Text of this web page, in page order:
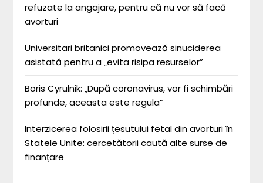
refuzate la angajare, pentru că nu vor să facă
avorturi
Universitari britanici promovează sinuciderea
asistată pentru a „evita risipa resurselor”
Boris Cyrulnik: „După coronavirus, vor fi schimbări
profunde, aceasta este regula”
Interzicerea folosirii țesutului fetal din avorturi în
Statele Unite: cercetătorii caută alte surse de
finanțare